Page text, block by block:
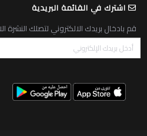
اشترك في القائمة البريدية
قم بادخال بريدك الالكتروني لتصلك النشرة